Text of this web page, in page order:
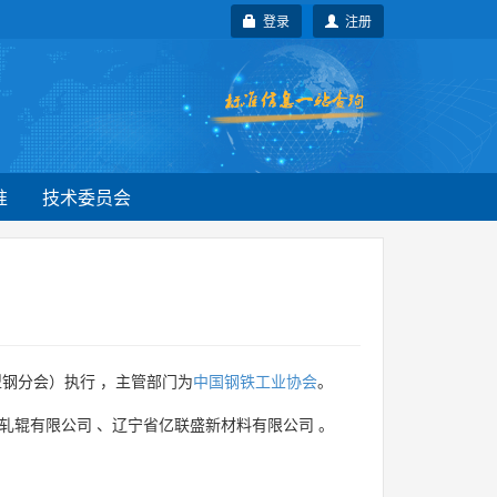
注册
登录
技术委员会
分会）执行 ，主管部门为中国钢铁工业协会。
辊有限公司 、 辽宁省亿联盛新材料有限公司 。